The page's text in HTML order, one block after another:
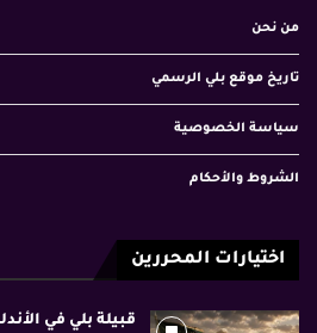
من نحن
تاريخ موقع بلي الرسمي
سياسة الخصوصية
الشروط والأحكام
اختيارات المحررين
قبيلة بلي في